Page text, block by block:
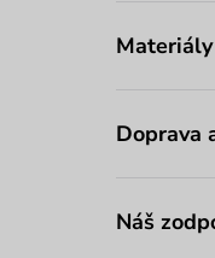
Doprava
Náš